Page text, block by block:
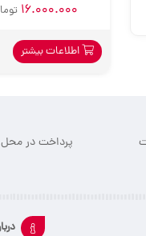
16.000.000
اطلاعات بیشتر
پرداخت در محل